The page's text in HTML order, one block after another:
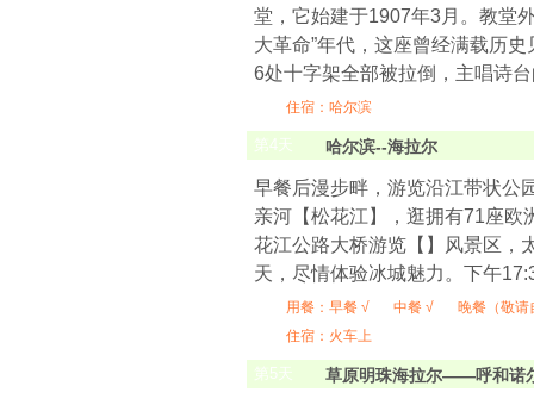
堂，它始建于1907年3月。教堂
大革命”年代，这座曾经满载历
6处十字架全部被拉倒，主唱诗
住宿：哈尔滨
第4天 哈尔滨--海拉尔
早餐后漫步畔，游览沿江带状公
亲河【松花江】，逛拥有71座
花江公路大桥游览【】风景区，
天，尽情体验冰城魅力。下午
用餐： 早餐 √ 中餐 √
晚餐（敬请
住宿：火车上
第5天 草原明珠海拉尔——呼和